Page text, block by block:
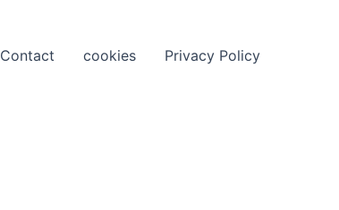
Contact cookies Privacy Policy